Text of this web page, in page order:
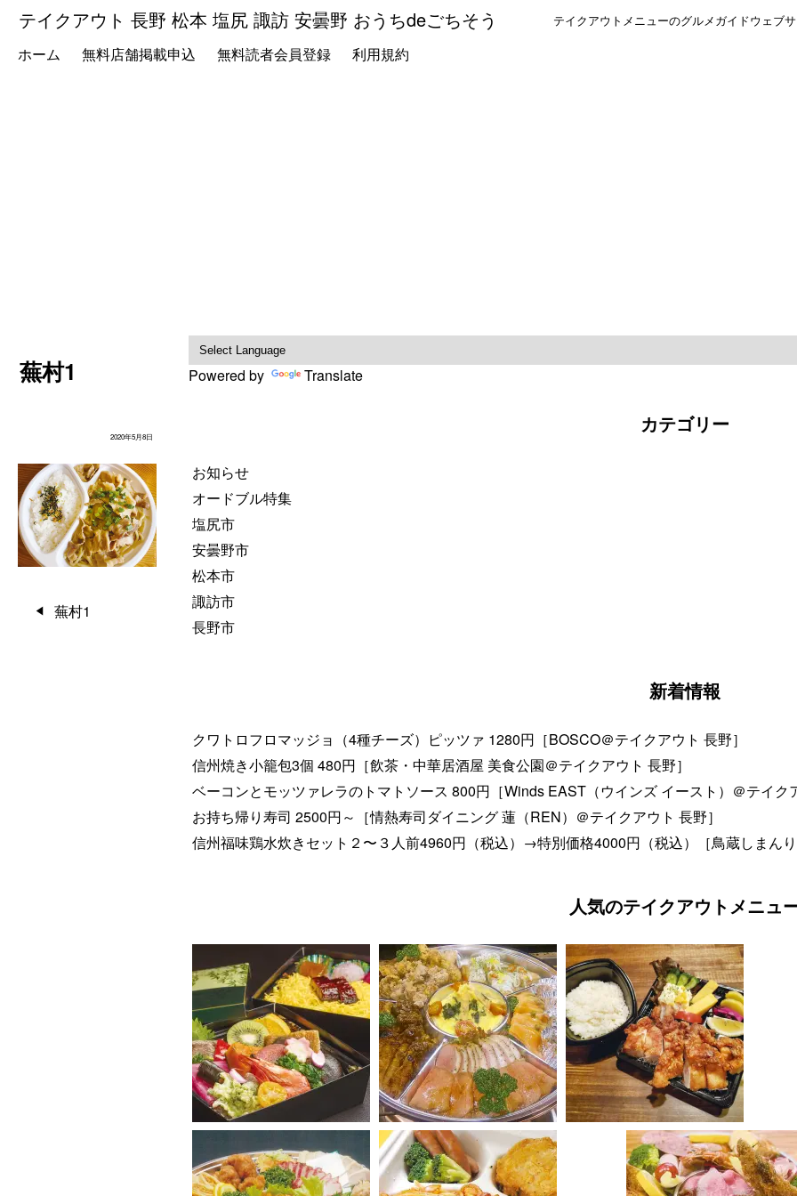
テイクアウト 長野 松本 塩尻 諏訪 安曇野 おうちdeごちそう テイクアウトメニューのグルメガイドウェブ
ホーム 無料店舗掲載申込 無料読者会員登録 利用規約
蕪村1
2020年5月8日
蕪村1
Powered by Translate
カテゴリー
お知らせ
オードブル特集
塩尻市
安曇野市
松本市
諏訪市
長野市
新着情報
クワトロフロマッジョ（4種チーズ）ピッツァ 1280円［BOSCO＠テイクアウト 長野］
信州焼き小籠包3個 480円［飲茶・中華居酒屋 美食公園＠テイクアウト 長野］
ベーコンとモッツァレラのトマトソース 800円［Winds EAST（ウインズ イースト）＠テイク
お持ち帰り寿司 2500円～［情熱寿司ダイニング 蓮（REN）＠テイクアウト 長野］
信州福味鶏水炊きセット２〜３人前4960円（税込）→特別価格4000円（税込）［鳥蔵しまんり
人気のテイクアウトメニュ